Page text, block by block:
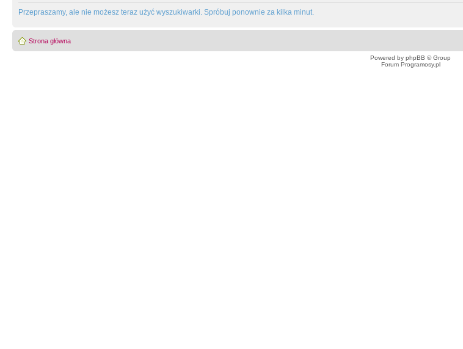
Przepraszamy, ale nie możesz teraz użyć wyszukiwarki. Spróbuj ponownie za kilka minut.
Strona główna
Powered by phpBB © Group
Forum Programosy.pl